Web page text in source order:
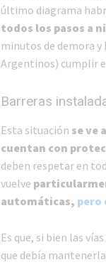
último diagrama
todos los pasos a
minutos de demora y
Argentinos) cumplir
Barreras
Esta situación se ve
cuentan con
deben respetar en
vuelve
automáticas, pero
Es que, si bien las
que debía